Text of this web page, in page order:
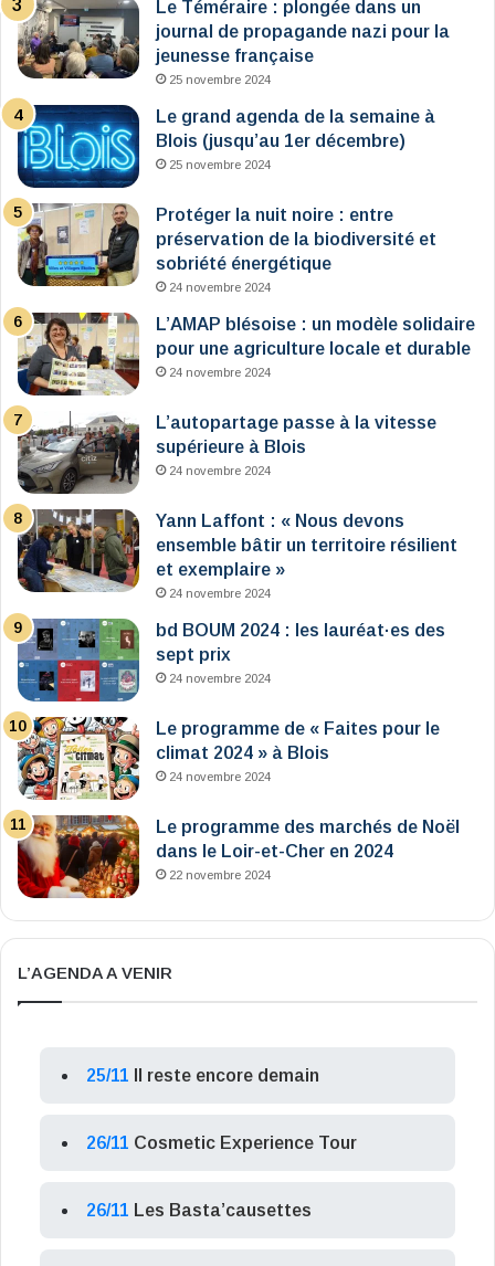
Le Téméraire : plongée dans un
journal de propagande nazi pour la
jeunesse française
25 novembre 2024
Le grand agenda de la semaine à
Blois (jusqu’au 1er décembre)
25 novembre 2024
Protéger la nuit noire : entre
préservation de la biodiversité et
sobriété énergétique
24 novembre 2024
L’AMAP blésoise : un modèle solidaire
pour une agriculture locale et durable
24 novembre 2024
L’autopartage passe à la vitesse
supérieure à Blois
24 novembre 2024
Yann Laffont : « Nous devons
ensemble bâtir un territoire résilient
et exemplaire »
24 novembre 2024
bd BOUM 2024 : les lauréat·es des
sept prix
24 novembre 2024
Le programme de « Faites pour le
climat 2024 » à Blois
24 novembre 2024
Le programme des marchés de Noël
dans le Loir-et-Cher en 2024
22 novembre 2024
L’AGENDA A VENIR
25/11 Il reste encore demain
26/11 Cosmetic Experience Tour
26/11 Les Basta’causettes